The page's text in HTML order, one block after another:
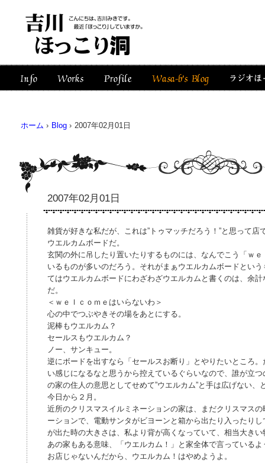
ホーム › Blog › 2007年02月01日
2007年02月01日
雑貨が好きな私だが、これは”トゥマッチだろう！”と思って店
ウエルカムボードだ。
玄関の外に吊したり置いたりするものには、なんでこう「ｗ
いるものが多いのだろう。それがまぁウエルカムボードとい
てはウエルカムボードにわざわざウエルカムと書くのは、余
だ。
＜ｗｅｌｃｏｍｅはいらないわ＞
心の中でつぶやきその場をあとにする。
泥棒もウエルカム？
セールスもウエルカム？
ノー、サンキュー。
逆にボードを出すなら「セールスお断り」とやりたいところ
い感じになるなと思うから控えているぐらいなので、誰が立
の家の住人の意思としてせめて”ウエルカム”と手は広げない、
今日から２月。
近所のクリスマスイルミネーションの家は、まだクリスマス
ーションで、電動サンタがビヨーンと箱から出たり入ったり
が出た時の大きさは、私より背が高くなっていて、相当大き
あの家もある意味、「ウエルカム！」と家全体で言っているよ
お店じゃないんだから、ウエルカム！はやめようよ。